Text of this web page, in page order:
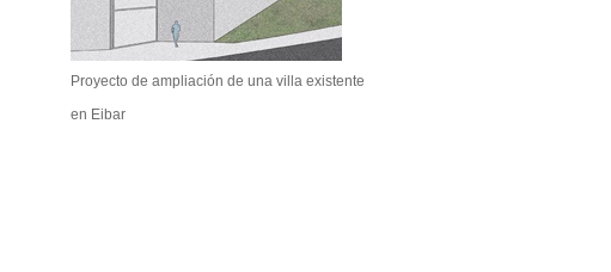
Proyecto de ampliación de una villa existente
en Eibar